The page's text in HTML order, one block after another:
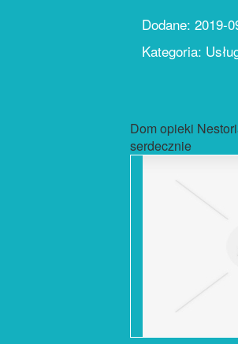
Dodane: 2019-
Kategoria:
Dom opieki
serdecznie